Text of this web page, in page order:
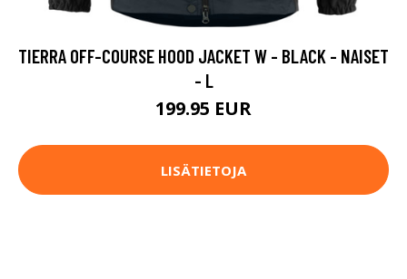
TIERRA OFF-COURSE HOOD JACKET W - BLACK - NAISET
- L
199.95 EUR
LISÄTIETOJA